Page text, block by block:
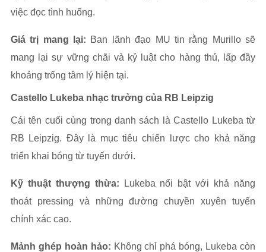
việc đọc tình huống.
Giá trị mang lại: Ban lãnh đạo MU tin rằng Murillo sẽ
mang lại sự vững chãi và kỷ luật cho hàng thủ, lấp đầy
khoảng trống tâm lý hiện tại.
Castello Lukeba nhạc trưởng của RB Leipzig
Cái tên cuối cùng trong danh sách là Castello Lukeba từ
RB Leipzig. Đây là mục tiêu chiến lược cho khả năng
triển khai bóng từ tuyến dưới.
Kỹ thuật thượng thừa: Lukeba nổi bật với khả năng
thoát pressing và những đường chuyền xuyên tuyến
chính xác cao.
Mảnh ghép hoàn hảo: Không chỉ phá bóng, Lukeba còn